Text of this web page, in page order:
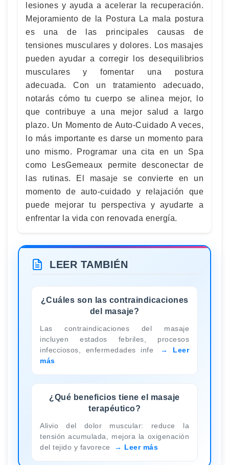
lesiones y ayuda a acelerar la recuperación.
Mejoramiento de la Postura La mala postura
es una de las principales causas de
tensiones musculares y dolores. Los masajes
pueden ayudar a corregir los desequilibrios
musculares y fomentar una postura
adecuada. Con un tratamiento adecuado,
notarás cómo tu cuerpo se alinea mejor, lo
que contribuye a una mejor salud a largo
plazo. Un Momento de Auto-Cuidado A veces,
lo más importante es darse un momento para
uno mismo. Programar una cita en un Spa
como LesGemeaux permite desconectar de
las rutinas. El masaje se convierte en un
momento de auto-cuidado y relajación que
puede mejorar tu perspectiva y ayudarte a
enfrentar la vida con renovada energía.
LEER TAMBIÉN
¿Cuáles son las contraindicaciones
del masaje?
Las contraindicaciones del masaje
incluyen estados febriles, procesos
infecciosos, enfermedades infe
Leer
más
¿Qué beneficios tiene el masaje
terapéutico?
Alivio del dolor muscular: reduce la
tensión acumulada, mejora la oxigenación
del tejido y favorece
Leer más